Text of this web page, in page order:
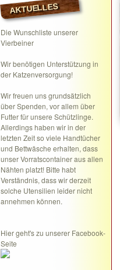
AKTUELLES
Die Wunschliste unserer
Vierbeiner
Wir benötigen Unterstützung in
der Katzenversorgung!
Wir freuen uns grundsätzlich
über Spenden, vor allem über
Futter für unsere Schützlinge.
Allerdings haben wir in der
letzten Zeit so viele Handtücher
und Bettwäsche erhalten, dass
unser Vorratscontainer aus allen
Nähten platzt! Bitte habt
Verständnis, dass wir derzeit
solche Utensilien leider nicht
annehmen können.
Hier geht's zu unserer Facebook-
Seite